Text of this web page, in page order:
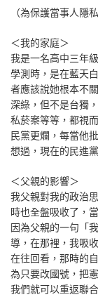
（為保護當事人隱
＜我的家庭＞
我是一名高中三年
學測時，是在藍天
者應該說她根本不
深綠，但不是台獨
私菸案等等，都視
民黨更爛，每當他
想過，現在的民進
＜父親的影響＞
我父親對我的政治
時也全盤吸收了，
因為父親的一句「
導，在那裡，我吸
在往回看，那時的
為只要改國號，把
我們就可以重返聯